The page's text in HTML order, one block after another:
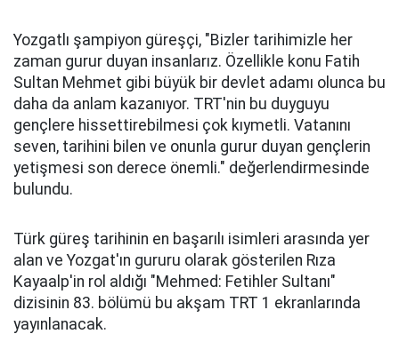
Yozgatlı şampiyon güreşçi, "Bizler tarihimizle her
zaman gurur duyan insanlarız. Özellikle konu Fatih
Sultan Mehmet gibi büyük bir devlet adamı olunca bu
daha da anlam kazanıyor. TRT'nin bu duyguyu
gençlere hissettirebilmesi çok kıymetli. Vatanını
seven, tarihini bilen ve onunla gurur duyan gençlerin
yetişmesi son derece önemli." değerlendirmesinde
bulundu.
Türk güreş tarihinin en başarılı isimleri arasında yer
alan ve Yozgat'ın gururu olarak gösterilen Rıza
Kayaalp'in rol aldığı "Mehmed: Fetihler Sultanı"
dizisinin 83. bölümü bu akşam TRT 1 ekranlarında
yayınlanacak.